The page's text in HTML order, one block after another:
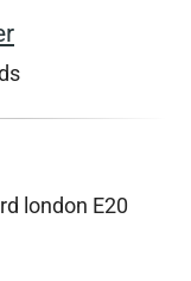
london E20